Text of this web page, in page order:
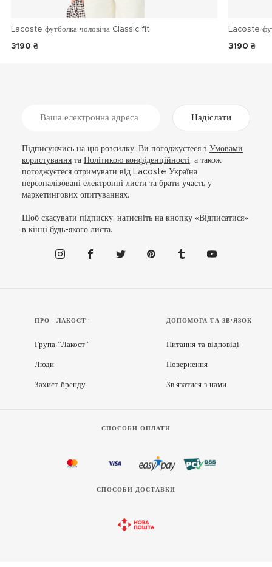
Lacoste футболка чоловіча Classic fit
3190 ₴
Lacoste
3190 ₴
Надіслати
Підписуючись на цю розсилку, Ви погоджуєтеся з Умовами
користуваннята Політикою конфіденційності, а також
погоджуєтеся отримувати від Lacoste Україна
персоналізовані електронні листи та брати участь у
маркетингових опитуваннях.
Щоб скасувати підписку, натисніть на кнопку «Відписатися»
в кінці будь-якого листа.
ПРО “ЛАКОСТ”
Група “Лакост”
Люди
Захист бренду
ДОПОМОГА ТА ЗВ'ЯЗОК
Питання та відповіді
Повернення
Зв’язатися з нами
СПОСОБИ ОПЛАТИ
СПОСОБИ ДОСТАВКИ